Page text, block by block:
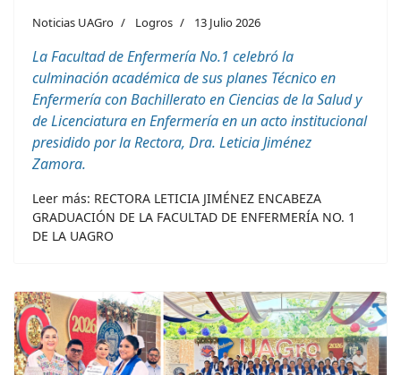
Noticias UAGro Logros 13 Julio 2026
La Facultad de Enfermería No.1 celebró la
culminación académica de sus planes Técnico en
Enfermería con Bachillerato en Ciencias de la Salud y
deLicenciatura en Enfermería en unacto institucional
presidido por la Rectora, Dra. Leticia Jiménez
Zamora.
Leer más: RECTORA LETICIA JIMÉNEZ ENCABEZA
GRADUACIÓN DE LA FACULTAD DE ENFERMERÍA NO. 1
DE LA UAGRO